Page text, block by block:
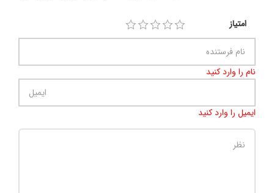
امتیاز
نام را وارد کنید
ایمیل را وارد کنید